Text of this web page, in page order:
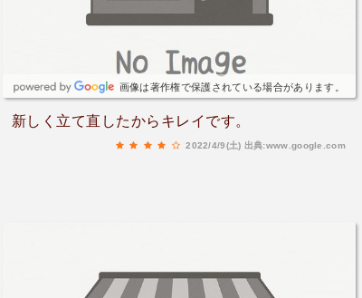
画像は著作権で保護されている場合があります。
新しく立て直したからキレイです。
2022/4/9(土) 出典:www.google.com